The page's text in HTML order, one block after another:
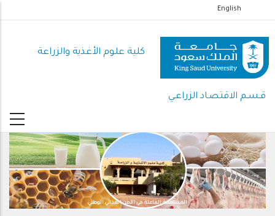
إلى
المحتوى
الرئيسي
English
كلية علوم الأغذية والزراعة
قـسـم الاقتصـاد الزراعـي
المساهمة الفاعلة في الأمن الغذائي الوطني